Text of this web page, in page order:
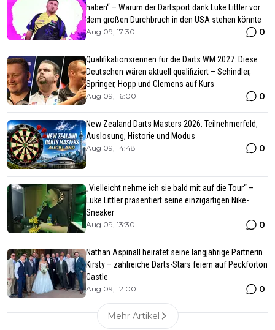
haben“ – Warum der Dartsport dank Luke Littler vor
dem großen Durchbruch in den USA stehen könnte
Aug 09, 17:30 0
Qualifikationsrennen für die Darts WM 2027: Diese
Deutschen wären aktuell qualifiziert – Schindler,
Springer, Hopp und Clemens auf Kurs
Aug 09, 16:00 0
New Zealand Darts Masters 2026: Teilnehmerfeld,
Auslosung, Historie und Modus
Aug 09, 14:48 0
„Vielleicht nehme ich sie bald mit auf die Tour“ –
Luke Littler präsentiert seine einzigartigen Nike-
Sneaker
Aug 09, 13:30 0
Nathan Aspinall heiratet seine langjährige Partnerin
Kirsty – zahlreiche Darts-Stars feiern auf Peckforton
Castle
Aug 09, 12:00 0
Mehr Artikel